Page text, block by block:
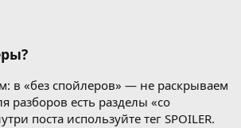
в «без спойлеров» — не раскрываем
разборов есть разделы «со
поста используйте тег SPOILER.